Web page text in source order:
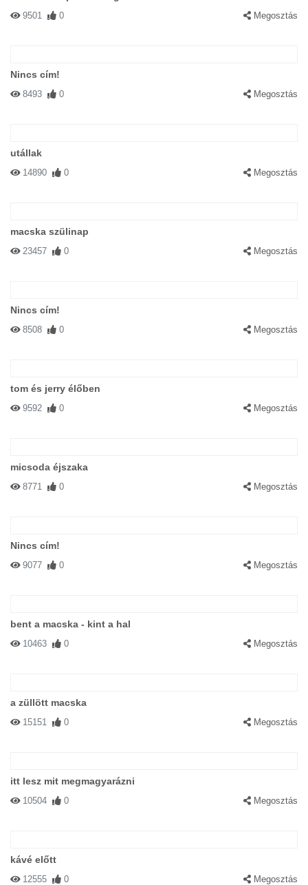
9501 0 Megosztás
Nincs cím!
8493 0 Megosztás
utállak
14890 0 Megosztás
macska szülinap
23457 0 Megosztás
Nincs cím!
8508 0 Megosztás
tom és jerry élőben
9592 0 Megosztás
micsoda éjszaka
8771 0 Megosztás
Nincs cím!
9077 0 Megosztás
bent a macska - kint a hal
10463 0 Megosztás
a züllött macska
15151 0 Megosztás
itt lesz mit megmagyarázni
10504 0 Megosztás
kávé előtt
12555 0 Megosztás